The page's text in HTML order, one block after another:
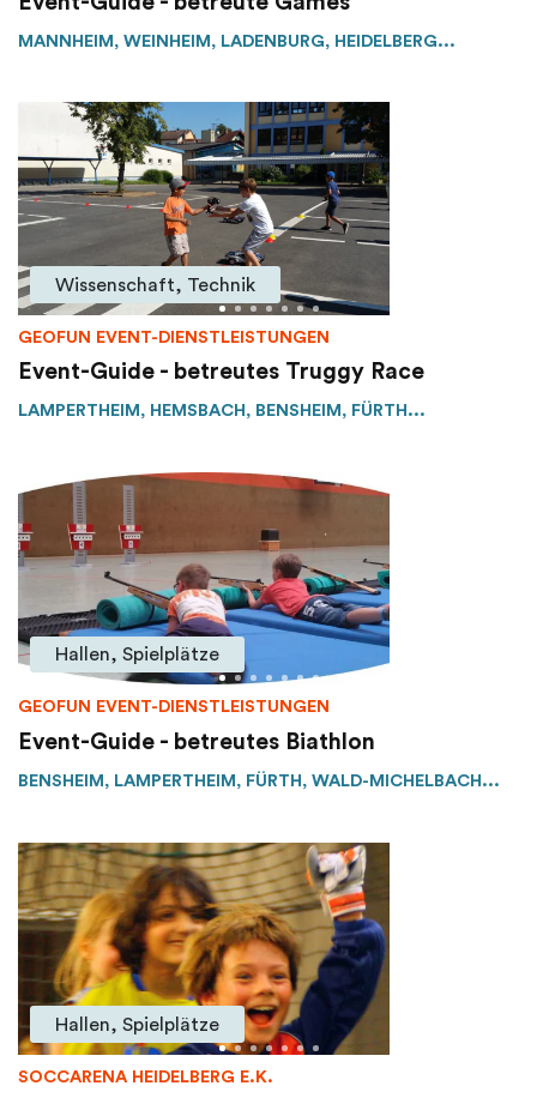
MANNHEIM, WEINHEIM, LADENBURG, HEIDELBERG...
Wissenschaft, Technik
GEOFUN EVENT-DIENSTLEISTUNGEN
Event-Guide - betreutes Truggy Race
LAMPERTHEIM, HEMSBACH, BENSHEIM, FÜRTH...
Hallen, Spielplätze
GEOFUN EVENT-DIENSTLEISTUNGEN
Event-Guide - betreutes Biathlon
BENSHEIM, LAMPERTHEIM, FÜRTH, WALD-MICHELBACH...
Hallen, Spielplätze
SOCCARENA HEIDELBERG E.K.